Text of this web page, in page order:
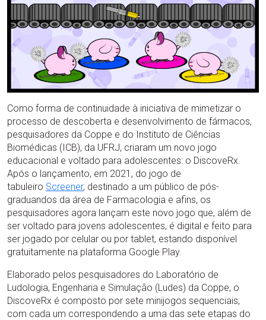
Como forma de continuidade à iniciativa de mimetizar o
processo de descoberta e desenvolvimento de fármacos,
pesquisadores da Coppe e do Instituto de Ciências
Biomédicas (ICB), da UFRJ, criaram um novo jogo
educacional e voltado para adolescentes: o DiscoveRx.
Após o lançamento, em 2021, do jogo de
tabuleiro Screener, destinado a um público de pós-
graduandos da área de Farmacologia e afins, os
pesquisadores agora lançam este novo jogo que, além de
ser voltado para jovens adolescentes, é digital e feito para
ser jogado por celular ou por tablet, estando disponível
gratuitamente na plataforma Google Play.
Elaborado pelos pesquisadores do Laboratório de
Ludologia, Engenharia e Simulação (Ludes) da Coppe, o
DiscoveRx é composto por sete minijogos sequenciais,
com cada um correspondendo a uma das sete etapas do